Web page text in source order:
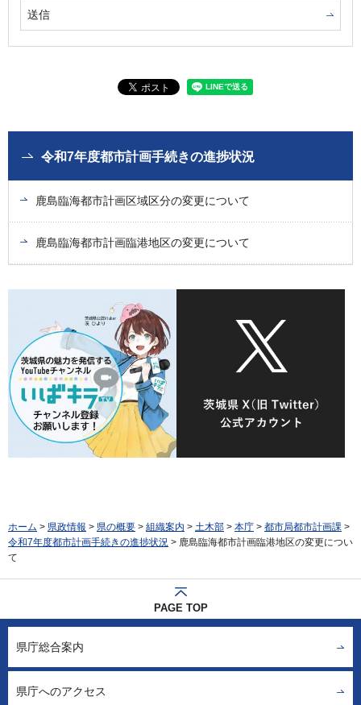
令和7年度都市計画手続きの進捗状況
鹿島臨海都市計画区域区分の変更について
鹿島臨海都市計画臨港地区の変更について
ホーム > 県政情報 > 県の概要 > 組織案内 > 土木部 > 本庁 > 都市局都市計画課 >
令和7年度都市計画手続きの進捗状況 > 鹿島臨海都市計画臨港地区の変更につい
て
PAGE TOP
県庁総合案内
県庁へのアクセス